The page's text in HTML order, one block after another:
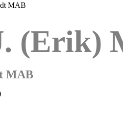
MAB
(Erik)
MAB